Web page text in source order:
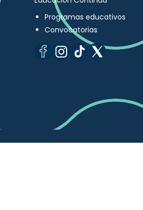
Programas educativos
Convocatorias